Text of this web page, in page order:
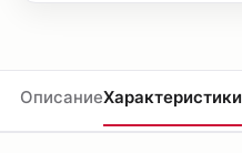
ОписаниеХарактеристики